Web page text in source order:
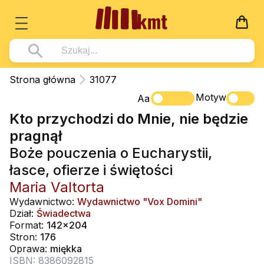
Książki
Wszystko z kategorii - Książki
Pismo Święte
Kościół Katolicki
Duszpasterstwo
Teologia
Życie chrześcijańskie
Duchowość
Literatura piękna
Wszystko z kategorii - Multimedia
DVD
CD-ROM
Muzyka
Rekolekcje i inne na CD
Śpiew i modlitwa
Muzyka klasyczna
Dla Dzieci
Wszystko z kategorii - Dla Dzieci
Literatura (D)
Płyty, DVD (D)
Podręczniki i pomoce dydaktyczne
Podręczniki
Wszystko z kategorii - Podręczniki
Podręczniki i pomoce dydaktyczne
Zabawa i Nauka
Nowości
Zaloguj się
Strona główna
31077
Aa
Motyw
Kto przychodzi do Mnie, nie będzie
pragnął
Boże pouczenia o Eucharystii,
łasce, ofierze i świętości
Maria Valtorta
Wydawnictwo: Wydawnictwo "Vox Domini"
Dział: Świadectwa
Format: 142x204
Stron: 176
Oprawa: miękka
ISBN: 8386092815